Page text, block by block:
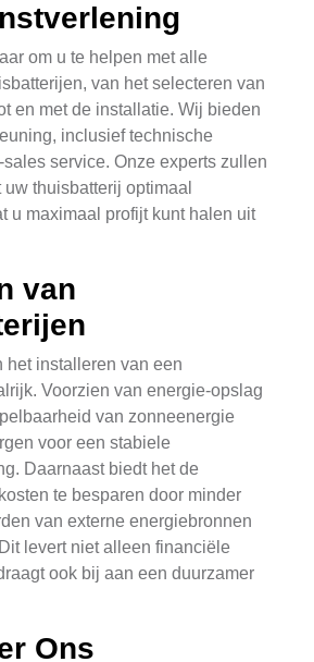
om u te helpen met alle
van het selecteren van
en met de installatie. Wij bieden
inclusief technische
service. Onze experts zullen
thuisbatterij optimaal
u maximaal profijt kunt halen uit
van
het installeren van een
Voorzien van energie-opslag
van zonneenergie
voor een stabiele
Daarnaast biedt het de
te besparen door minder
van externe energiebronnen
levert niet alleen financiële
ook bij aan een duurzamer
Ons